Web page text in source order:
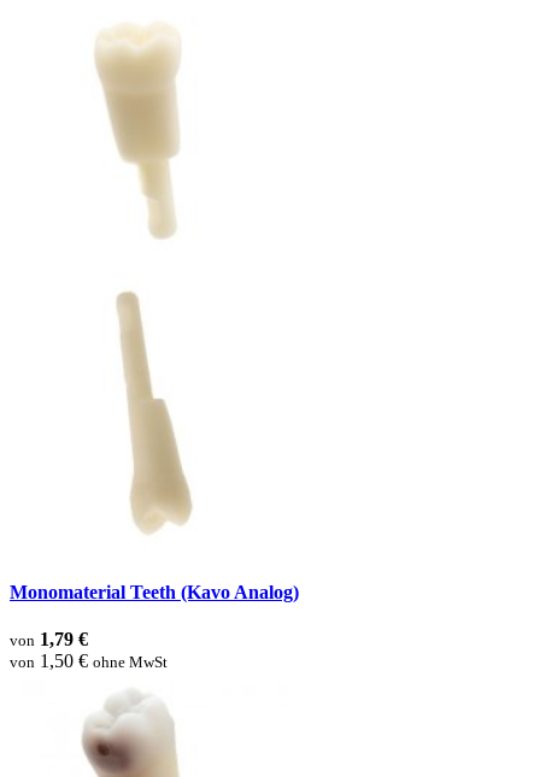
Monomaterial Teeth (Kavo Analog)
von 1,79 €
von 1,50 € ohne MwSt